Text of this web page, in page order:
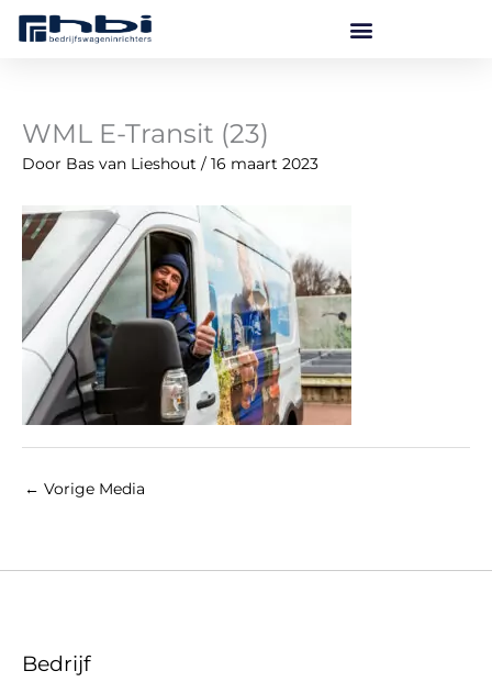
WML E-Transit (23)
Door Bas van Lieshout / 16 maart 2023
← Vorige Media
Bedrijf